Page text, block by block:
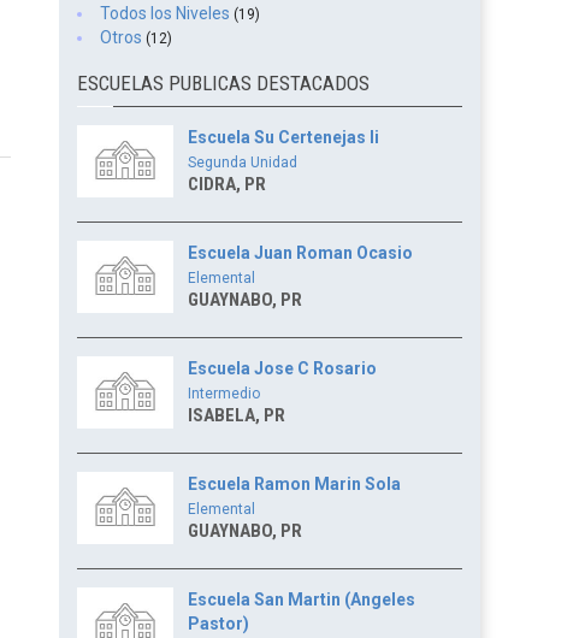
Todos los Niveles (19)
Otros (12)
ESCUELAS PUBLICAS DESTACADOS
Escuela Su Certenejas Ii
Segunda Unidad
CIDRA, PR
Escuela Juan Roman Ocasio
Elemental
GUAYNABO, PR
Escuela Jose C Rosario
Intermedio
ISABELA, PR
Escuela Ramon Marin Sola
Elemental
GUAYNABO, PR
Escuela San Martin (Angeles
Pastor)